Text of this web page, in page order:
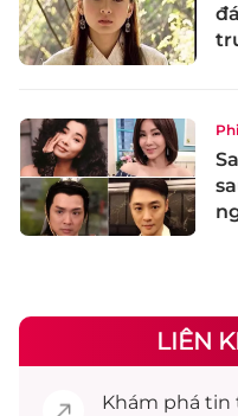
LIÊN
Khám phá tin